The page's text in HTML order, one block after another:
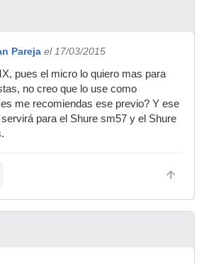
Pareja el 17/03/2015
pues el micro lo quiero mas para
no creo que lo use como
me recomiendas ese previo? Y ese
para el Shure sm57 y el Shure